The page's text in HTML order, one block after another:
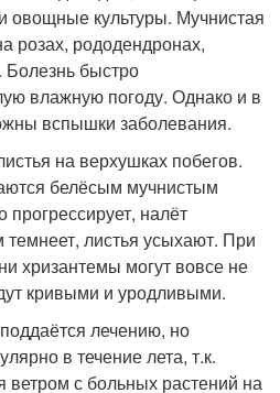
овощные культуры. Мучнистая
розах, рододендронах,
быстро
влажную погоду. Однако и в
вспышки заболевания.
на верхушках побегов.
белёсым мучнистым
налёт
листья усыхают. При
хризантемы могут вовсе не
кривыми и уродливыми.
лечению, но
в течение лета, т.к.
ветром с больных растений на